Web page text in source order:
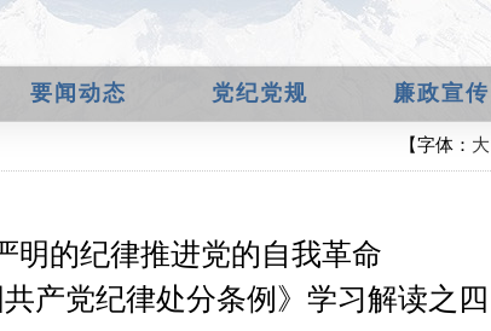
要闻动态 党纪党规 廉政宣传
【字体： 大
明的纪律推进党的自我革命
产党纪律处分条例》学习解读之四